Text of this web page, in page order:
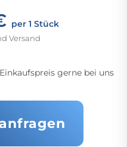
per 1 Stück
Versand
gerne bei uns